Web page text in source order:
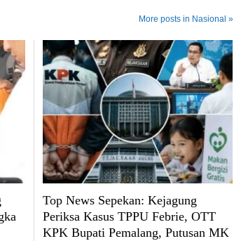
More posts in Nasional »
Top News Sepekan: Kejagung
Periksa Kasus TPPU Febrie, OTT
KPK Bupati Pemalang, Putusan MK